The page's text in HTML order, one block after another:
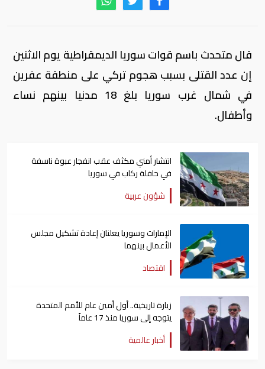
قال متحدث باسم قوات سوريا الديمقراطية يوم الاثنين
إن عدد القتلى بسبب هجوم تركي على منطقة عفرين
في شمال غرب سوريا بلغ 18 مدنيا بينهم نساء
وأطفال.
انتشار أمني مكثف عقب انفجار عبوة ناسفة
في حافلة ركاب في سوريا
شؤون عربية
الإمارات وسوريا يعلنان إعادة تشكيل مجلس
الأعمال بينهما
اقتصاد
زيارة تاريخية.. أول أمين عام للأمم المتحدة
يتوجه إلى سوريا منذ 17 عاماً
أخبار عالمية